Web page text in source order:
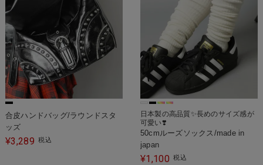
合皮ハンドバッグ/ラウンドスタ
ッズ
¥3,289 税込
日本製の高品質✨長めのサイズ感が
可愛い❣️
50cmルーズソックス/made in
japan
¥1,100 税込